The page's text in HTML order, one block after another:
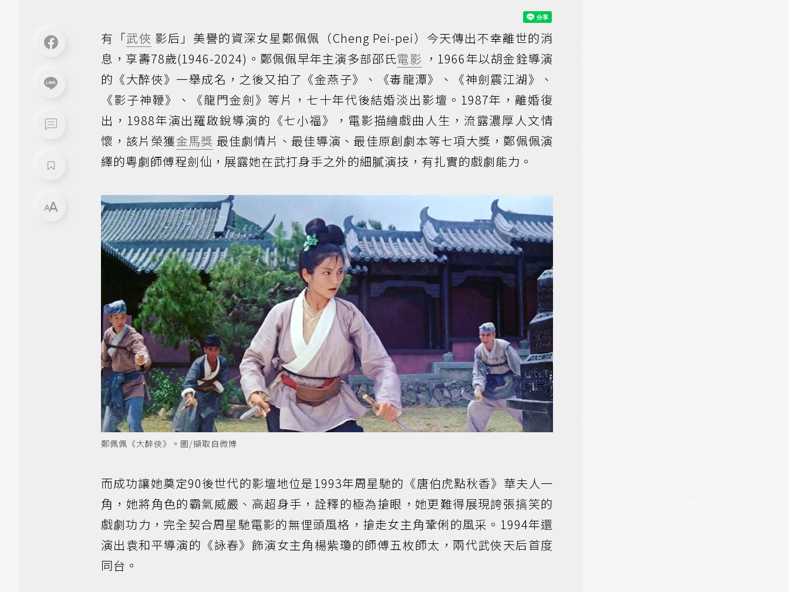
有「武俠 影后」美譽的資深女星鄭佩佩（Cheng Pei-pei）今天傳出不幸離世的消
息，享壽78歲(1946-2024)。鄭佩佩早年主演多部邵氏電影 ，1966年以胡金銓導演
的《大醉俠》一舉成名，之後又拍了《金燕子》、《毒龍潭》、《神劍震江湖》、
《影子神鞭》、《龍門金劍》等片，七十年代後結婚淡出影壇。1987年，離婚復
出，1988年演出羅啟銳導演的《七小福》，電影描繪戲曲人生，流露濃厚人文情
懷，該片榮獲金馬獎 最佳劇情片、最佳導演、最佳原創劇本等七項大獎，鄭佩佩演
繹的粵劇師傅程劍仙，展露她在武打身手之外的細膩演技，有扎實的戲劇能力。
鄭佩佩《大醉俠》。圖/擷取自微博
而成功讓她奠定90後世代的影壇地位是1993年周星馳的《唐伯虎點秋香》華夫人一
角，她將角色的霸氣威嚴、高超身手，詮釋的極為搶眼，她更難得展現誇張搞笑的
戲劇功力，完全契合周星馳電影的無俚頭風格，搶走女主角鞏俐的風采。1994年還
演出袁和平導演的《詠春》飾演女主角楊紫瓊的師傅五枚師太，兩代武俠天后首度
同台。